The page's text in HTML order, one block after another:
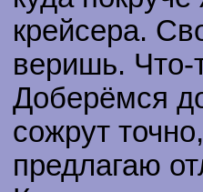
крейсера.
веришь. Что-
Доберёмся
сожрут
предлагаю